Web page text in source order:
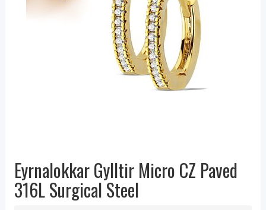
Eyrnalokkar Gylltir Micro CZ Paved
316L Surgical Steel